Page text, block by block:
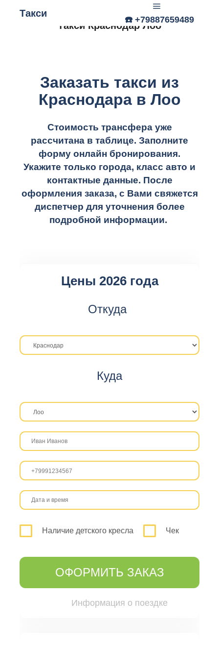
Такси
Главное меню
☎️ +79887659489
Такси Краснодар Лоо
Заказать такси из
Краснодара в Лоо
Стоимость трансфера уже
рассчитана в таблице. Заполните
форму онлайн бронирования.
Укажите только города, класс авто и
контактные данные. После
оформления заказа, с Вами свяжется
диспетчер для уточнения более
подробной информации.
Цены 2026 года
Откуда
Куда
Наличие детского кресла Чек
ОФОРМИТЬ ЗАКАЗ
Информация о поездке